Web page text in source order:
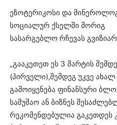
ეზოტერიკოსი და
სოციალურ ქსელში მორიგ
სასარგებლო რჩევას
„გააკეთეთ ეს 3 მარტის
(პირველი),შემდეგ უკვე
გამოიყენება ფინანსური
სამუშაო ან ბიზნეს
რეკომენდებულია გაკეთდეს